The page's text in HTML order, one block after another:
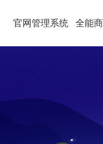
官网管理系统 全能